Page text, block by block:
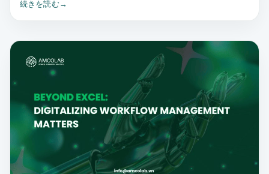
続きを読む →